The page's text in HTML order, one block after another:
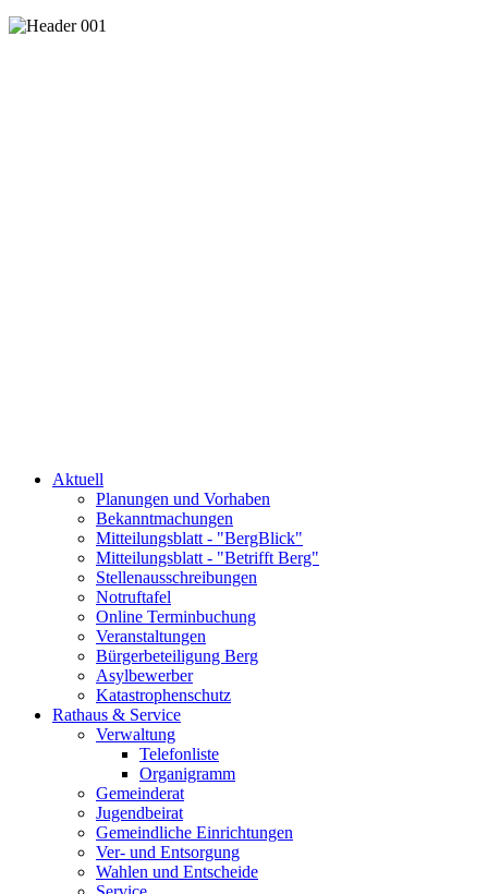
Aktuell
Planungen und Vorhaben
Bekanntmachungen
Mitteilungsblatt - "BergBlick"
Mitteilungsblatt - "Betrifft Berg"
Stellenausschreibungen
Notruftafel
Online Terminbuchung
Veranstaltungen
Bürgerbeteiligung Berg
Asylbewerber
Katastrophenschutz
Rathaus & Service
Verwaltung
Telefonliste
Organigramm
Gemeinderat
Jugendbeirat
Gemeindliche Einrichtungen
Ver- und Entsorgung
Wahlen und Entscheide